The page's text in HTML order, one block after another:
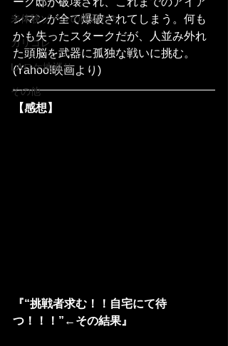
未体験ゾーンの映画たち
カリコレ
LAロケ地巡り
その他
ンマンが全て爆破されてしまう。何も
かも失ったスタークだが、人並み外れ
た頭脳を武器に孤独な戦いに挑む。
(Yahoo!映画より)
【感想】
『“挑戦者求む！！自宅にて待
つ！！！”←その結果』